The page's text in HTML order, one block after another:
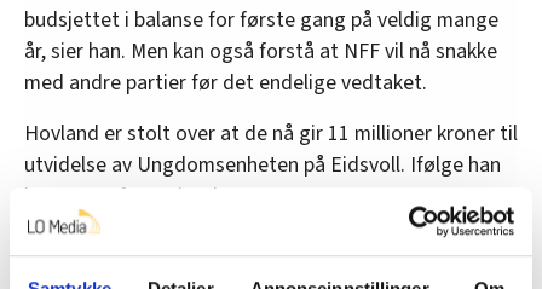
budsjettet i balanse for første gang på veldig mange
år, sier han. Men kan også forstå at NFF vil nå snakke
med andre partier før det endelige vedtaket.
Hovland er stolt over at de nå gir 11 millioner kroner til
utvidelse av Ungdomsenheten på Eidsvoll. Ifølge han
kommer 8 fra andre departement.
Han viser også til Rambøll-rapporten som viser at 7 av
10 nåværende ansatte i kriminalomsorgen har blitt